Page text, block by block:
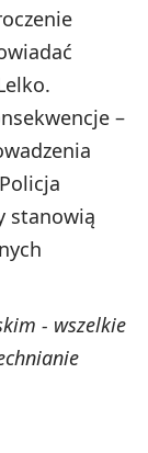
–
stanowią
- wszelkie